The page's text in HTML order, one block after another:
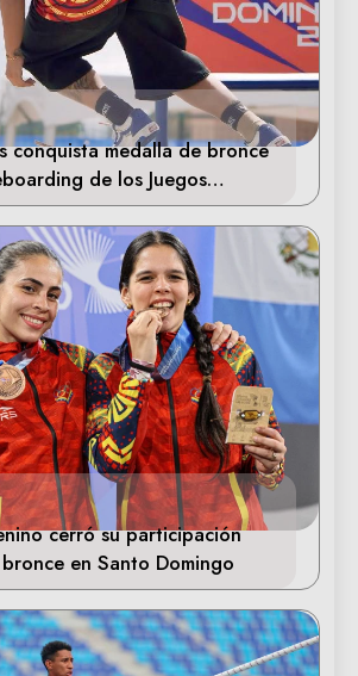
conquista medalla de bronce
de los Juegos
cerró su participación
en Santo Domingo